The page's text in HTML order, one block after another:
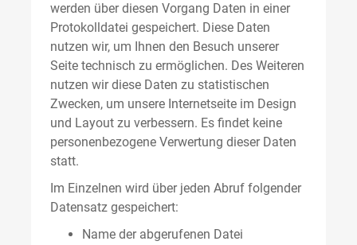
werden über diesen Vorgang Daten in einer
Protokolldatei gespeichert. Diese Daten
nutzen wir, um Ihnen den Besuch unserer
Seite technisch zu ermöglichen. Des Weiteren
nutzen wir diese Daten zu statistischen
Zwecken, um unsere Internetseite im Design
und Layout zu verbessern. Es findet keine
personenbezogene Verwertung dieser Daten
statt.
Im Einzelnen wird über jeden Abruf folgender
Datensatz gespeichert:
Name der abgerufenen Datei